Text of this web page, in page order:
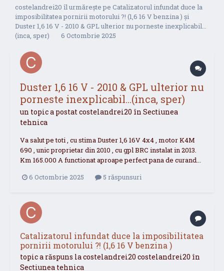
costelandrei20 îl urmărește pe Catalizatorul infundat duce la
imposibilitatea pornirii motorului ?! (1,6 16 V benzina ) și
Duster 1,6 16 V - 2010 & GPL ulterior nu porneste inexplicabil...
(inca, sper)
6 Octombrie 2025
Duster 1,6 16 V - 2010 & GPL ulterior nu
porneste inexplicabil...(inca, sper)
un topic a postatcostelandrei20 în Sectiunea
tehnica
Va salut pe toti , cu stima Duster 1,6 16V 4x4 , motor K4M
690 , unic proprietar din 2010 , cu gpl BRC instalat in 2013.
Km 165.000 A functionat aproape perfect pana de curand...
6 Octombrie 2025
5 răspunsuri
Catalizatorul infundat duce la imposibilitatea
pornirii motorului ?! (1,6 16 V benzina )
topic a răspuns lacostelandrei20 costelandrei20 în
Sectiunea tehnica